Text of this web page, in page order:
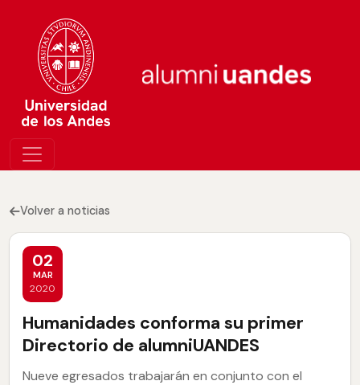
Volver a noticias
02
MAR
2020
Humanidades conforma su primer
Directorio de alumniUANDES
Nueve egresados trabajarán en conjunto con el